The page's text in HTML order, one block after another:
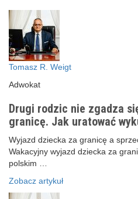
Tomasz R. Weigt
Adwokat
Drugi rodzic nie zgadza
granicę. Jak uratować
Wyjazd dziecka za granicę a
Wakacyjny wyjazd dziecka za
polskim …
Zobacz artykuł